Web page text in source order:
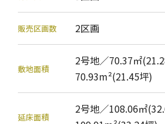
販売区画数 2区画
敷地面積
2号地／70.37㎡
70.93m²(21.45坪)
延床面積
2号地／108.06㎡